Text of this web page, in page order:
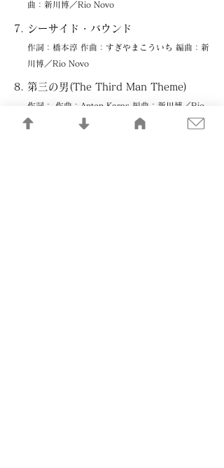
曲：新川博／Rio Novo
シーサイド・バウンド
作詞：橋本淳 作曲：すぎやまこういち 編曲：新
川博／Rio Novo
第三の男(The Third Man Theme)
作詞： 作曲：Anton Karas 編曲：新川博／Rio
Novo